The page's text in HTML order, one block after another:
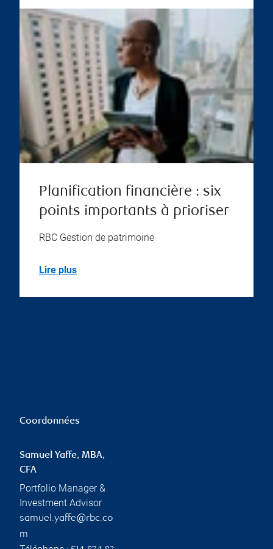
Planification financière : six
points importants à prioriser
RBC Gestion de patrimoine
Lire plus
Coordonnées
Samuel Yaffe, MBA,
CFA
Portfolio Manager &
Investment Advisor
samuel.yaffe@rbc.co
m